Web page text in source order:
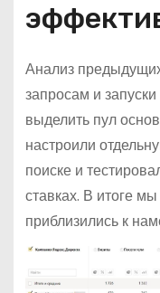
Анализ
запросам и
выделить пул
настроили
поиске и
ставках. В итоге
приблизились к